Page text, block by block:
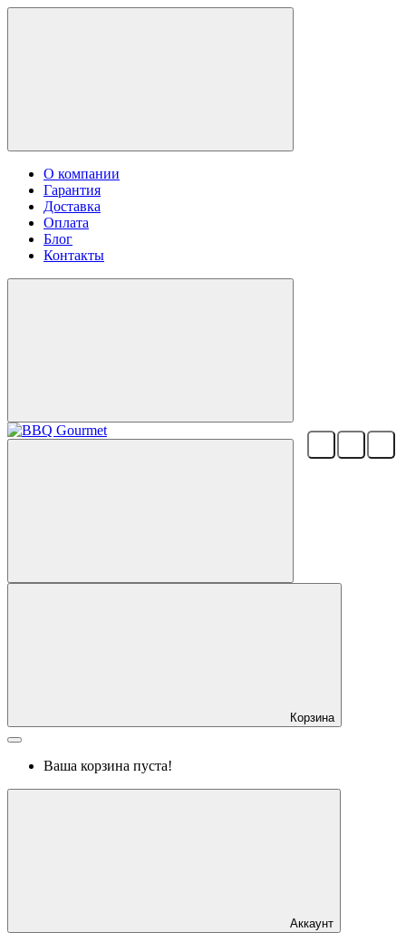
О компании
Гарантия
Доставка
Оплата
Блог
Контакты
Корзина
Ваша корзина пуста!
Аккаунт